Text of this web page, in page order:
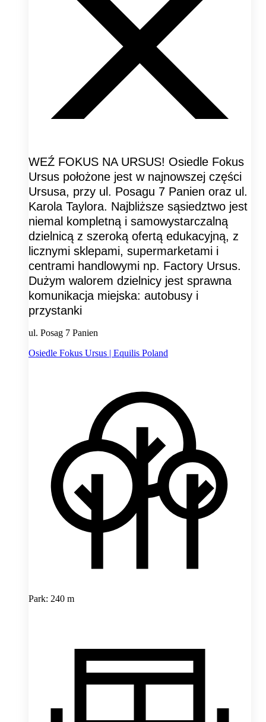
WEŹ FOKUS NA URSUS! Osiedle Fokus
Ursus położone jest w najnowszej części
Ursusa, przy ul. Posagu 7 Panien oraz ul.
Karola Taylora. Najbliższe sąsiedztwo jest
niemal kompletną i samowystarczalną
dzielnicą z szeroką ofertą edukacyjną, z
licznymi sklepami, supermarketami i
centrami handlowymi np. Factory Ursus.
Dużym walorem dzielnicy jest sprawna
komunikacja miejska: autobusy i
przystanki
ul. Posag 7 Panien
Osiedle Fokus Ursus | Equilis Poland
Park: 240 m